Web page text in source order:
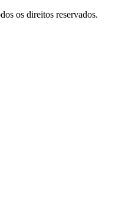
os direitos reservados.